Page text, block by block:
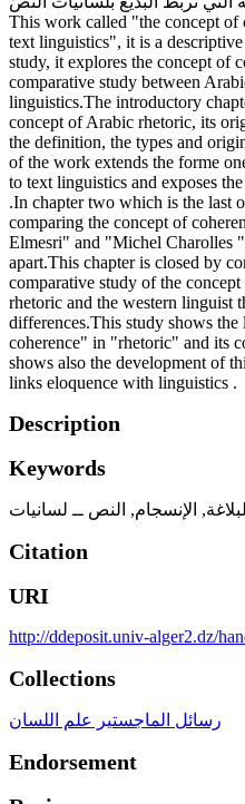
This work called "the concept of
text linguistics", it is a
study, it explores the concept of
comparative study between
linguistics.The introductory
concept of Arabic rhetoric, its
the definition, the types and
of the work extends the forme
to text linguistics and exposes
.In chapter two which is the last
comparing the concept of
Elmesri" and "Michel Charolles
apart.This chapter is closed by
comparative study of the
rhetoric and the western linguist
differences.This study shows
coherence" in "rhetoric" and its
shows also the development of
links eloquence with linguistics .
Description
Keywords
البلاغة, الإنسجام, النص ــ لسانيات
Citation
URI
http://ddeposit.univ-alger2.dz/
Collections
رسائل الماجستير علم اللسان
Endorsement